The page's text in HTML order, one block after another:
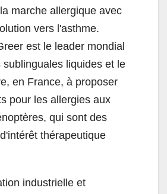
marche allergique avec
vers l'asthme.
est le leader mondial
sublinguales liquides et le
en France, à proposer
pour les allergies aux
qui sont des
thérapeutique
industrielle et